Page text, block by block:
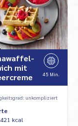
mit
45 Min.
unkompliziert
kcal